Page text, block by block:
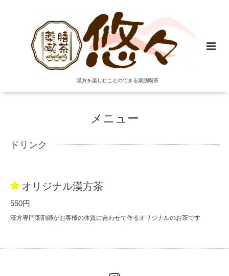
漢方を楽しむことのできる薬膳喫茶
メニュー
ドリンク
オリジナル漢方茶
550円
漢方専門薬剤師がお客様の体質に合わせて作るオリジナルのお茶です